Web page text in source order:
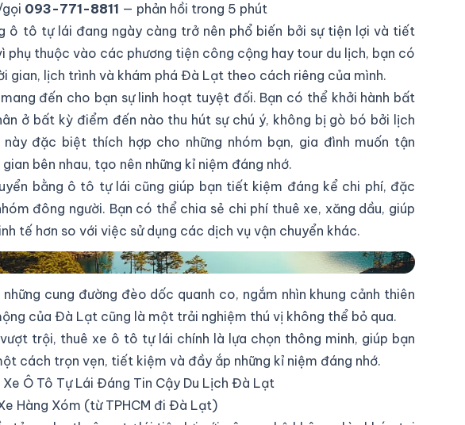
093-771-8811 — phản hồi trong 5 phút
ô tô tự lái đang ngày càng trở nên phổ biến bởi sự tiện lợi và tiết
phụ thuộc vào các phương tiện công cộng hay tour du lịch, bạn có
gian, lịch trình và khám phá Đà Lạt theo cách riêng của mình.
đến cho bạn sự linh hoạt tuyệt đối. Bạn có thể khởi hành bất
ở bất kỳ điểm đến nào thu hút sự chú ý, không bị gò bó bởi lịch
đặc biệt thích hợp cho những nhóm bạn, gia đình muốn tận
bên nhau, tạo nên những kỉ niệm đáng nhớ.
bằng ô tô tự lái cũng giúp bạn tiết kiệm đáng kể chi phí, đặc
đông người. Bạn có thể chia sẻ chi phí thuê xe, xăng dầu, giúp
tế hơn so với việc sử dụng các dịch vụ vận chuyển khác.
Cách Của Bạn Với Xe Ô Tô Tự Lái
những cung đường đèo dốc quanh co, ngắm nhìn khung cảnh thiên
của Đà Lạt cũng là một trải nghiệm thú vị không thể bỏ qua.
trội, thuê xe ô tô tự lái chính là lựa chọn thông minh, giúp bạn
cách trọn vẹn, tiết kiệm và đầy ắp những kỉ niệm đáng nhớ.
Ô Tô Tự Lái Đáng Tin Cậy Du Lịch Đà Lạt
Hàng Xóm (từ TPHCM đi Đà Lạt)